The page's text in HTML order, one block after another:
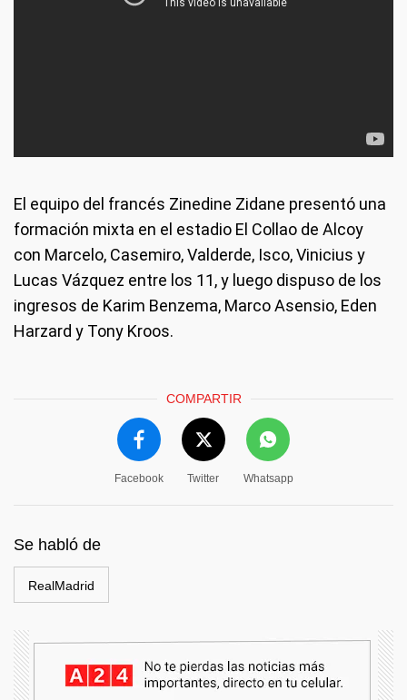
El equipo del francés Zinedine Zidane presentó una
formación mixta en el estadio El Collao de Alcoy
con Marcelo, Casemiro, Valderde, Isco, Vinicius y
Lucas Vázquez entre los 11, y luego dispuso de los
ingresos de Karim Benzema, Marco Asensio, Eden
Harzard y Tony Kroos.
COMPARTIR
Facebook Twitter Whatsapp
Se habló de
RealMadrid